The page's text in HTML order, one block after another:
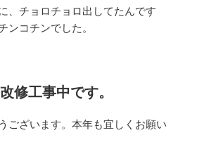
、チョロチョロ出してたんです
ンコチンでした。
修工事中です。
ございます。本年も宜しくお願い